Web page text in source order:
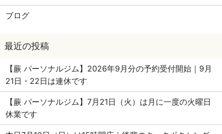
ブログ
【蕨 パーソナルジム】2026年9月分の予約受付開始｜9月
21日・22日は連休です
【蕨 パーソナルジム】7月21日（火）は月に一度の火曜日
休業です